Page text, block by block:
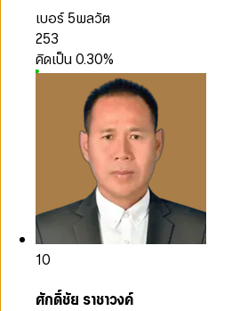
เบอร์ 5พลวัต
253
คิดเป็น0.30%
10
ศักดิ์ชัย ราชาวงค์